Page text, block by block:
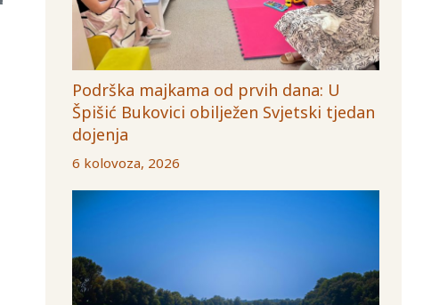
Podrška majkama od prvih dana: U
Špišić Bukovici obilježen Svjetski tjedan
dojenja
6 kolovoza, 2026